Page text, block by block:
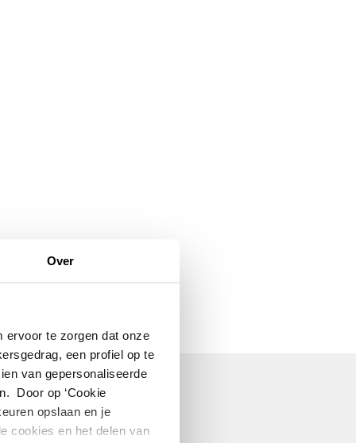
Over
ervoor te zorgen dat onze
een profiel op te
van gepersonaliseerde
Door op ‘Cookie
opslaan en je
cookies en het delen van